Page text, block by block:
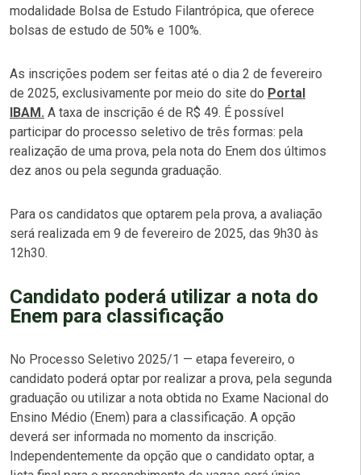
modalidade Bolsa de Estudo Filantrópica, que oferece
bolsas de estudo de 50% e 100%.
As inscrições podem ser feitas até o dia 2 de fevereiro
de 2025, exclusivamente por meio do site do Portal
IBAM. A taxa de inscrição é de R$ 49. É possível
participar do processo seletivo de três formas: pela
realização de uma prova, pela nota do Enem dos últimos
dez anos ou pela segunda graduação.
Para os candidatos que optarem pela prova, a avaliação
será realizada em 9 de fevereiro de 2025, das 9h30 às
12h30.
Candidato poderá utilizar a nota do
Enem para classificação
No Processo Seletivo 2025/1 — etapa fevereiro, o
candidato poderá optar por realizar a prova, pela segunda
graduação ou utilizar a nota obtida no Exame Nacional do
Ensino Médio (Enem) para a classificação. A opção
deverá ser informada no momento da inscrição.
Independentemente da opção que o candidato optar, a